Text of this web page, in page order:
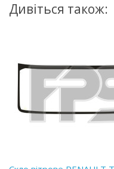
Дивіться також: